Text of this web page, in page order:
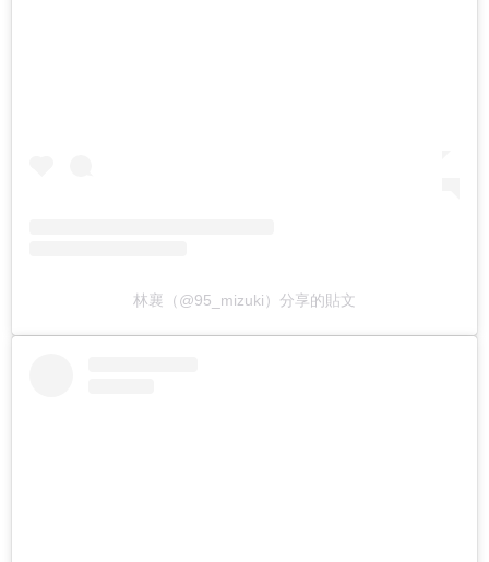
林襄（@95_mizuki）分享的貼文